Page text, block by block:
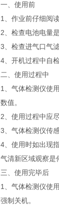
一、使用前
1、作业前仔细阅
2、检查电池电量
3、检查进气口气
4、开机过程中自
二、使用过程中
1、气体检测仪使
数值。
2、使用过程中应
3、气体检测仪传
4、使用时如出现
气清新区域观察是
三、使用完毕后
1、气体检测仪使
强制关机。